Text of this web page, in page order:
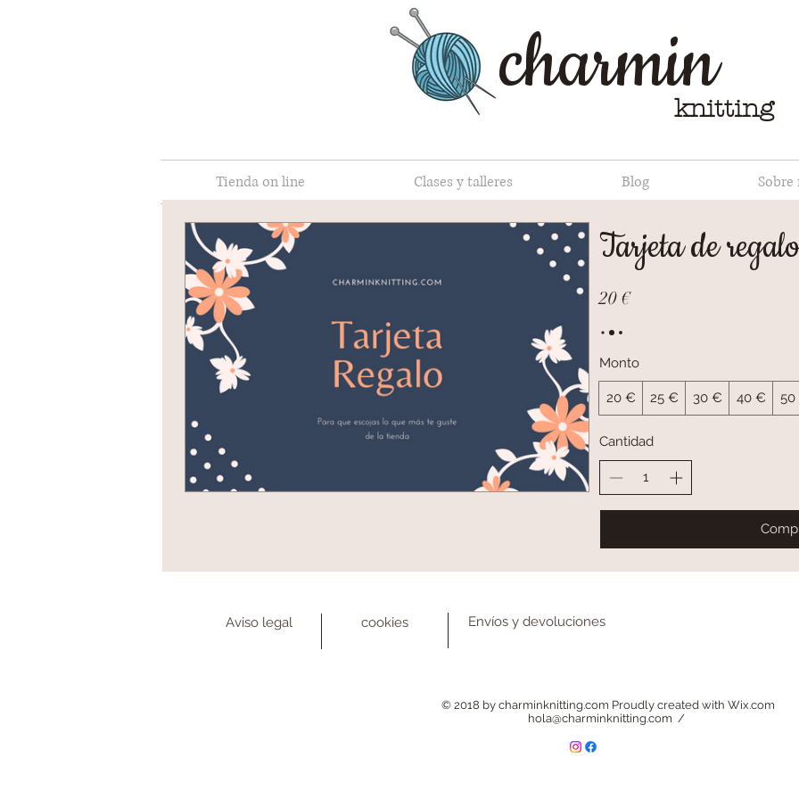
charminknitting
Tienda on line Clases y talleres Blog Sobre
Tarjeta de
20 €
Monto
20 € 25 € 30 € 40 €
Cantidad
Aviso legal cookies Envíos y devoluciones
© 2018 by charminknitting.com Proudly created with Wix.com
hola@charminknitting.com /